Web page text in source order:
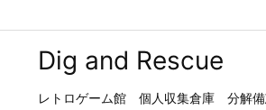
Dig and Rescue
レトロゲーム館 個人収集倉庫 分解